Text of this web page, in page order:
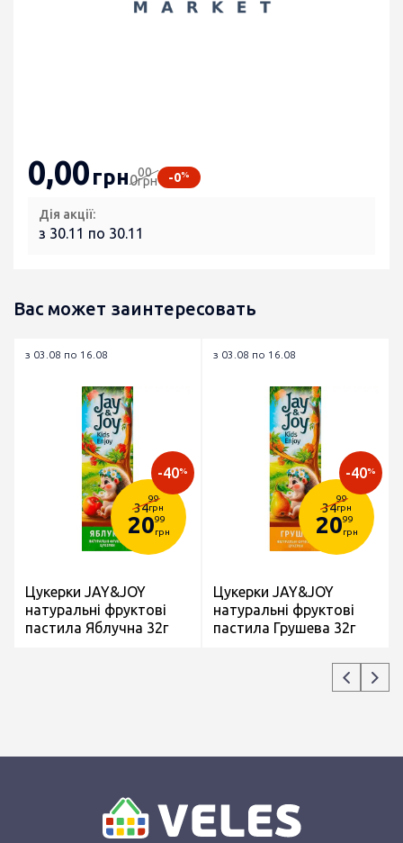
0,00грн000
грн -0%
Дія акції:
з 30.11 по 30.11
Вас может заинтересовать
з 03.08 по 16.08
34
99
грн
2099
грн
-40%
Цукерки JAY&JOY
натуральні фруктові
пастила Яблучна 32г
з 03.08 по 16.08
34
99
грн
2099
грн
-40%
Цукерки JAY&JOY
натуральні фруктові
пастила Грушева 32г